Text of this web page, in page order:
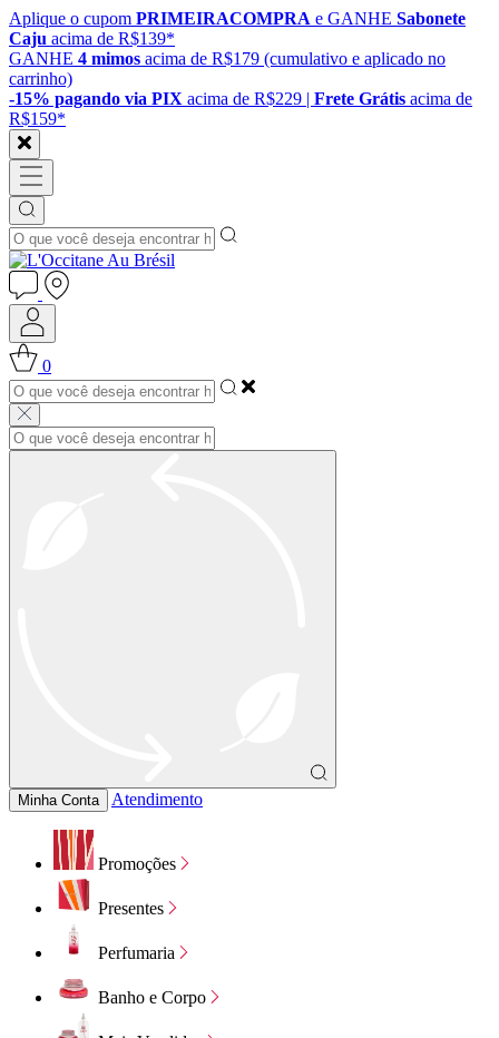
Aplique o cupom PRIMEIRACOMPRA e GANHE Sabonete
Caju acima de R$139*
GANHE 4 mimos acima de R$179 (cumulativo e aplicado no
carrinho)
-15% pagando via PIX acima de R$229 | Frete Grátis acima de
R$159*
0
Minha Conta Atendimento
Promoções
Presentes
Perfumaria
Banho e Corpo